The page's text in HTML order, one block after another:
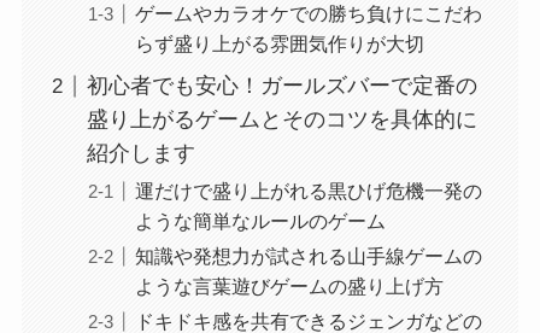
ゲームやカラオケでの勝ち負けにこだわ
らず盛り上がる雰囲気作りが大切
初心者でも安心！ガールズバーで定番の
盛り上がるゲームとそのコツを具体的に
紹介します
運だけで盛り上がれる黒ひげ危機一発の
ような簡単なルールのゲーム
知識や発想力が試される山手線ゲームの
ような言葉遊びゲームの盛り上げ方
ドキドキ感を共有できるジェンガなどの